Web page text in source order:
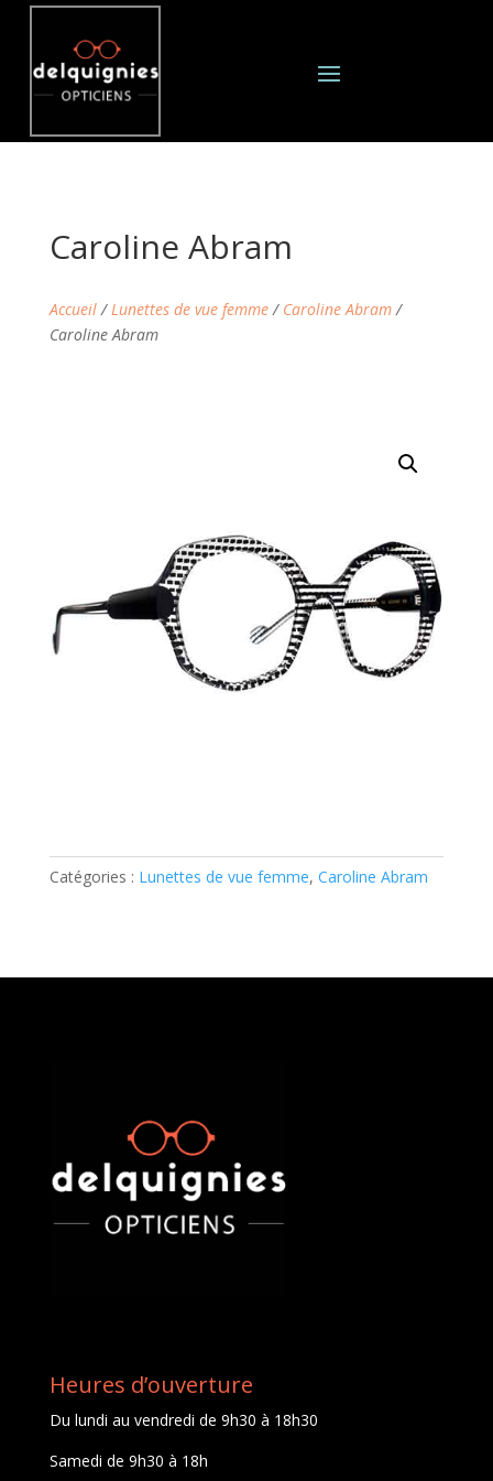
Caroline Abram
Accueil/Lunettes de vue femme/ Caroline Abram/
Caroline Abram
Catégories : Lunettes de vue femme, Caroline Abram
Heures d’ouverture
Du lundi au vendredi de 9h30 à 18h30
Samedi de 9h30 à 18h